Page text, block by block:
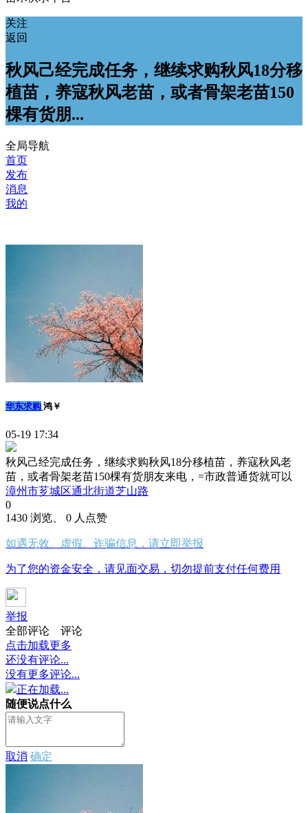
关注
返回
秋风己经完成任务，继续求购秋风18分移
植苗，养寇秋风老苗，或者骨架老苗150
棵有货朋...
全局导航
首页
发布
消息
我的
华东求购 鸿￥
05-19 17:34
秋风己经完成任务，继续求购秋风18分移植苗，养寇秋风老
苗，或者骨架老苗150棵有货朋友来电，=市政普通货就可以
漳州市芗城区通北街道芝山路
0
1430 浏览、 0 人点赞
如遇无效、虚假、诈骗信息，请立即举报
为了您的资金安全，请见面交易，切勿提前支付任何费用
举报
全部评论
评论
点击加载更多
还没有评论...
没有更多评论...
正在加载...
随便说点什么
取消 确定